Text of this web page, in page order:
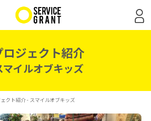
ロジェクト紹介
マイルオブキッズ
クト紹介 - スマイルオブキッズ